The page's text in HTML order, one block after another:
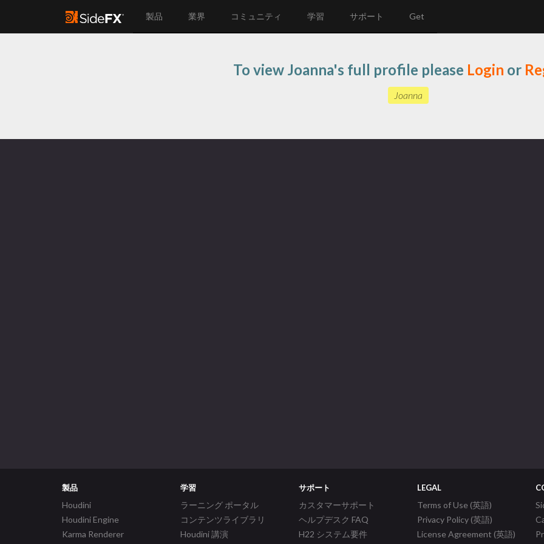
製品 業界 コミュニティ 学習 サポート Get
To view Joanna's full profile please Login or
Joanna
製品
Houdini
Houdini Engine
Karma Renderer
学習
ラーニング ポータル
コンテンツライブラリ
Houdini 講演
サポート
カスタマーサポート
ヘルプデスク FAQ
H22 システム要件
LEGAL
Terms of Use (英語)
Privacy Policy (英語)
License Agreement (英語)